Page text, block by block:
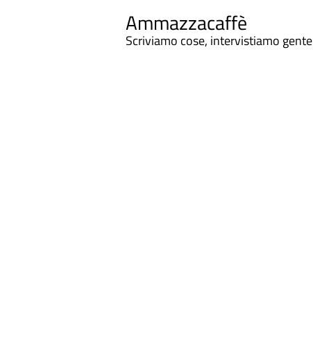
Ammazzacaffè
Scriviamo cose, intervistiamo gente